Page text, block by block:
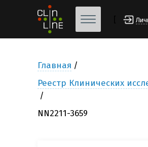
Главная
Реестр Клинических
NN2211-3659